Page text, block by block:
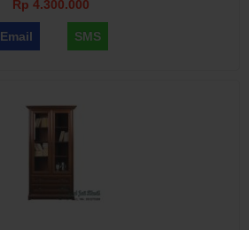
Rp 4.300.000
Email SMS